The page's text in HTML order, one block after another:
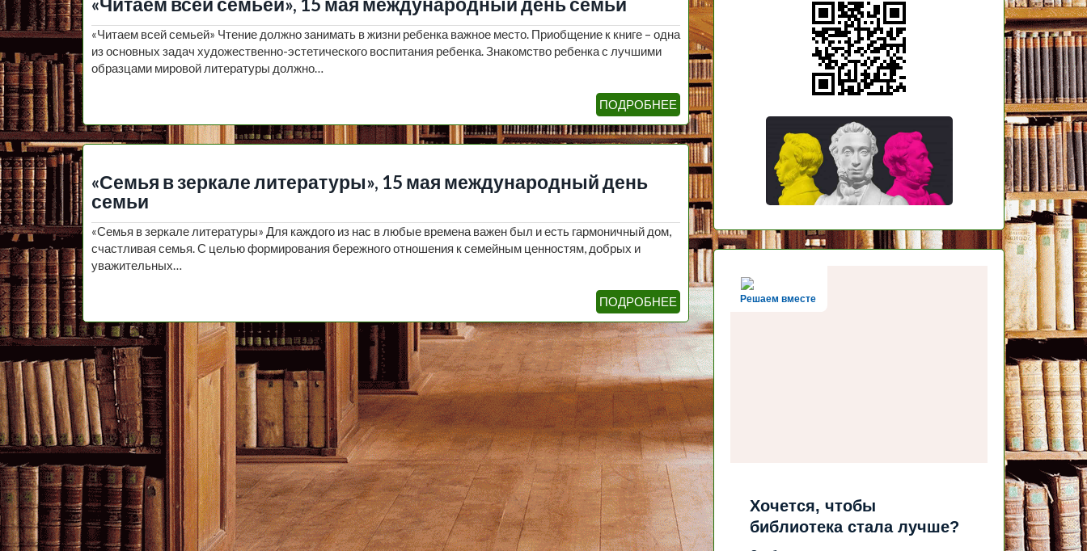
«Читаем всей семьей», 15 мая международный день семьи
«Читаем всей семьей» Чтение должно занимать в жизни ребенка важное место. Приобщение к книге – одна
из основных задач художественно-эстетического воспитания ребенка. Знакомство ребенка с лучшими
образцами мировой литературы должно…
ПОДРОБНЕЕ
«Семья в зеркале литературы», 15 мая международный день
семьи
«Семья в зеркале литературы» Для каждого из нас в любые времена важен был и есть гармоничный дом,
счастливая семья. С целью формирования бережного отношения к семейным ценностям, добрых и
уважительных…
ПОДРОБНЕЕ Решаем вместе
Хочется, чтобы
библиотека стала лучше?